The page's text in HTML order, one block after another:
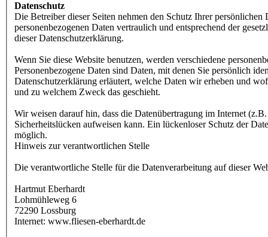
Datenschutz
Die Betreiber dieser Seiten nehmen den Schutz Ihrer persönlichen
personenbezogenen Daten vertraulich und entsprechend der
dieser Datenschutzerklärung.
Wenn Sie diese Website benutzen, werden verschiedene
Personenbezogene Daten sind Daten, mit denen Sie persönlich
Datenschutzerklärung erläutert, welche Daten wir erheben und
und zu welchem Zweck das geschieht.
Wir weisen darauf hin, dass die Datenübertragung im Internet
Sicherheitslücken aufweisen kann. Ein lückenloser Schutz der
möglich.
Hinweis zur verantwortlichen Stelle
Die verantwortliche Stelle für die Datenverarbeitung auf dieser
Hartmut Eberhardt
Lohmühleweg 6
72290 Lossburg
Internet: www.fliesen-eberhardt.de